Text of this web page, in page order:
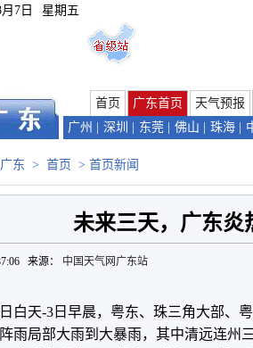
7日 星期五
首页 广东首页
天气预报
广州
深圳 东莞 佛山 珠海
广东 > 首页 > 首页新闻
未来三天，广东炎
来源： 中国天气网广东站
白天-3日早晨，粤东、珠三角大部、
雨局部大雨到大暴雨，其中清远连州